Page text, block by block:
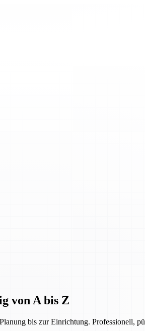
von A bis Z
bis zur Einrichtung. Professionell,